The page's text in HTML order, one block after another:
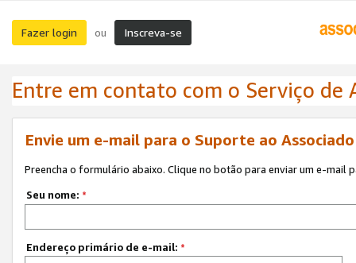
Fazer login ou Inscreva-se
Entre em contato com o Serviço de
Envie um e-mail para o Suporte ao
Preencha o formulário abaixo. Clique no botão para enviar um e-mail
Seu nome: *
Endereço primário de e-mail: *